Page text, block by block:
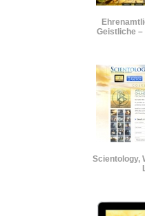
Geistliche –
Scientology,